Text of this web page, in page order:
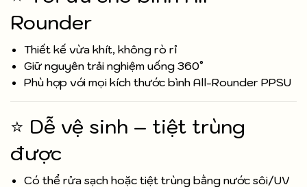
Rounder
Thiết kế vừa khít, không rò rỉ
Giữ nguyên trải nghiệm uống 360°
Phù hợp với mọi kích thước bình All-Rounder PPSU
⭐ Dễ vệ sinh – tiệt trùng
được
Có thể rửa sạch hoặc tiệt trùng bằng nước sôi/UV